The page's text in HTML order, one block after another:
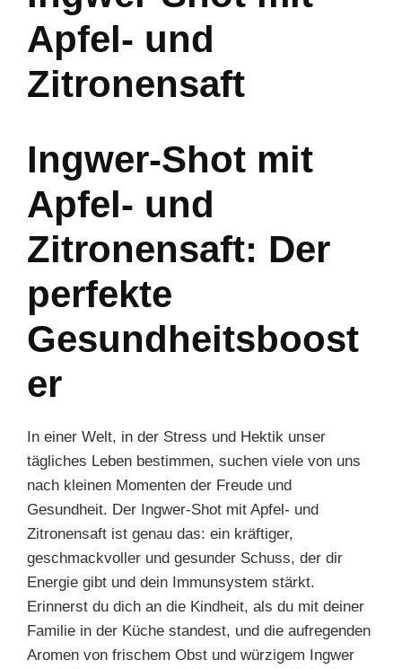
Apfel- und
Zitronensaft
Ingwer-Shot mit
Apfel- und
Zitronensaft: Der
perfekte
Gesundheitsboost
er
In einer Welt, in der Stress und Hektik unser
tägliches Leben bestimmen, suchen viele von uns
nach kleinen Momenten der Freude und
Gesundheit. Der Ingwer-Shot mit Apfel- und
Zitronensaft ist genau das: ein kräftiger,
geschmackvoller und gesunder Schuss, der dir
Energie gibt und dein Immunsystem stärkt.
Erinnerst du dich an die Kindheit, als du mit deiner
Familie in der Küche standest, und die aufregenden
Aromen von frischem Obst und würzigem Ingwer